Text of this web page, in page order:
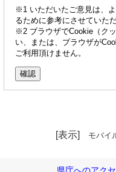
※1 いただいたご意見は、
るために参考にさせていた
※2 ブラウザでCookie（ク
い、または、ブラウザが
ご利用頂けません。
[表示] モバイ